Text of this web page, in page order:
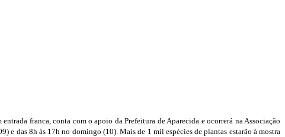
franca, conta com o apoio da Prefeitura de Aparecida e ocorrerá na Associação
e das 8h às 17h no domingo (10).Mais de 1 mil espécies de plantas estarão à mostra